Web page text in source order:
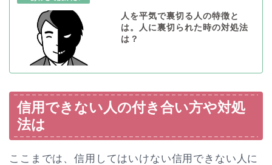
人を平気で裏切る人の特徴と
は。人に裏切られた時の対処法
は？
信用できない人の付き合い方や対処
法は
ここまでは、信用してはいけない信用できない人に